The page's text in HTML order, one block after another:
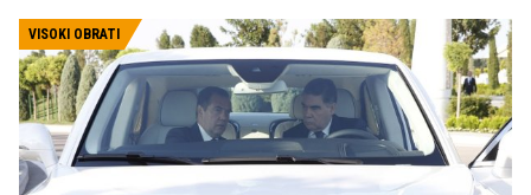
VISOKI OBRATI